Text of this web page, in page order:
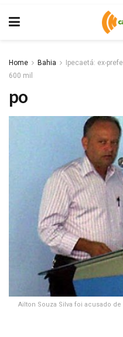
Home Bahia
Ipecaetá: ex-
600 mil
po
Ailton Souza Silva foi acusado